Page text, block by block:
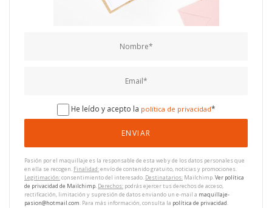
He leído y acepto la política de privacidad*
Pasión por el maquillaje es la responsable de esta web y de los datos personales que
en ella se recogen. Finalidad:envío de contenido gratuito, noticias y promociones.
Legitimación:consentimiento del interesado. Destinatarios: Mailchimp.Ver política
de privacidad de Mailchimp. Derechos: podrás ejercer tus derechos de acceso,
rectificación, limitación y supresión de datos enviando un e-mail a maquillaje-
pasion@hotmail.com. Para más información, consulta la política de privacidad.